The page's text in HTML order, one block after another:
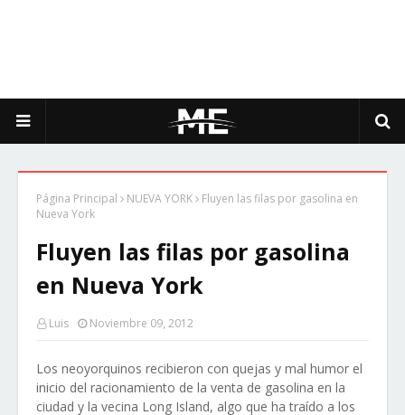
Página Principal NUEVA YORK
Fluyen las filas por gasolina en
Nueva York
Fluyen las filas por gasolina
en Nueva York
Luis Noviembre 09, 2012
Los neoyorquinos recibieron con quejas y mal humor el
inicio del racionamiento de la venta de gasolina en la
ciudad y la vecina Long Island, algo que ha traído a los